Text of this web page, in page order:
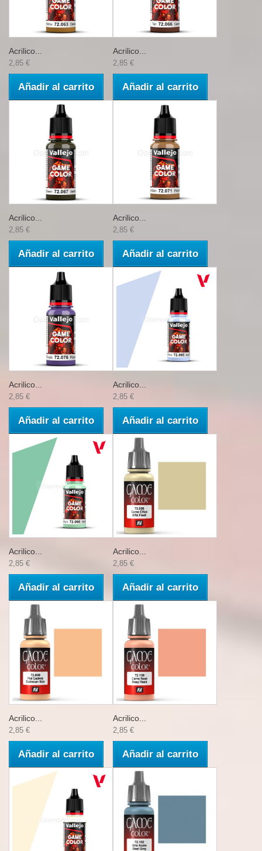
Acrilico...
2,85 €
Añadir al carrito
Acrilico...
2,85 €
Añadir al carrito
Acrilico...
2,85 €
Añadir al carrito
Acrilico...
2,85 €
Añadir al carrito
Acrilico...
2,85 €
Añadir al carrito
Acrilico...
2,85 €
Añadir al carrito
Acrilico...
2,85 €
Añadir al carrito
Acrilico...
2,85 €
Añadir al carrito
Acrilico...
2,85 €
Añadir al carrito
Acrilico...
2,85 €
Añadir al carrito